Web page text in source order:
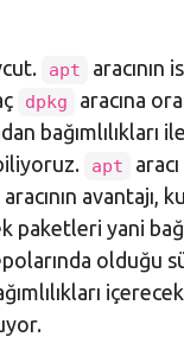
apt aracının
dpkg aracına
apt
aracının avantajı,
paketleri yani